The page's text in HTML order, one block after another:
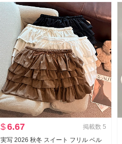
$6.67 掲載数 5
実写 2026 秋冬 スイート フリル ベル